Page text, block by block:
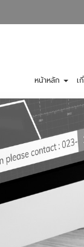
หน้าหลัก เ